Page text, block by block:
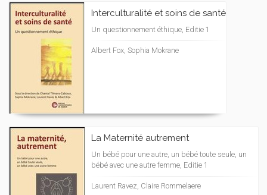
Interculturalité et soins de santé
Un questionnement éthique, Editie 1
Albert Fox, Sophia Mokrane
La Maternité autrement
Un bébé pour une autre, un bébé toute seule, un
bébé avec une autre femme, Editie 1
Laurent Ravez, Claire Rommelaere